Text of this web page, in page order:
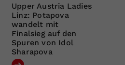
Upper Austria Ladies
Linz: Potapova
wandelt mit
Finalsieg auf den
Spuren von Idol
Sharapova